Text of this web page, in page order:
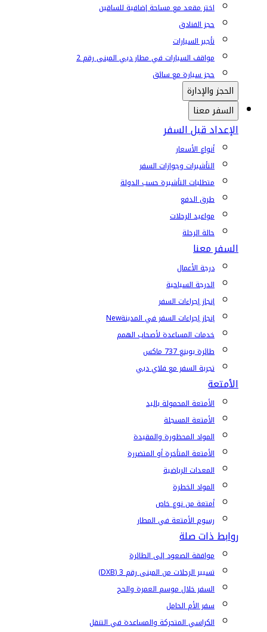
اختر مقعد مع مساحة إضافية للساقين
حجز الفنادق
تأجير السيارات
مواقف السيارات في مطار دبي المبنى رقم 2
حجز سيارة مع سائق
الحجز والإدارة
السفر معنا
الإعداد قبل السفر
أنواع الأسعار
التأشيرات وجوازات السفر
متطلبات التأشيرة حسب الدولة
طرق الدفع
مواعيد الرحلات
حالة الرحلة
السفر معنا
درجة الأعمال
الدرجة السياحية
إنجاز إجراءات السفر
إنجاز إجراءات السفر في المدينةNew
خدمات المساعدة لأصحاب الهمم
طائرة بوينغ 737 ماكس
تجربة السفر مع فلاي دبي
الأمتعة
الأمتعة المحمولة باليد
الأمتعة المسجلة
المواد المحظورة والمقيدة
الأمتعة المتأخرة أو المتضررة
المعدات الرياضية
المواد الخطرة
أمتعة من نوع خاص
رسوم الأمتعة في المطار
روابط ذات صلة
موافقة الصعود إلى الطائرة
تسيير الرحلات من المبنى رقم 3 (DXB)
السفر خلال موسم العمرة والحج
سفر الأم الحامل
الكراسي المتحركة والمساعدة في التنقل